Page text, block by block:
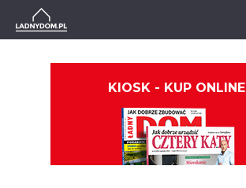
KIOSK - KUP ONLINE